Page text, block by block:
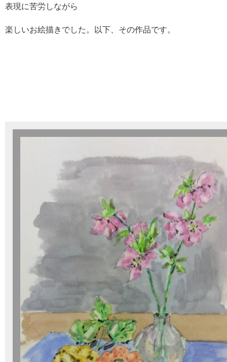
表現に苦労しながら
楽しいお絵描きでした。以下、その作品です。